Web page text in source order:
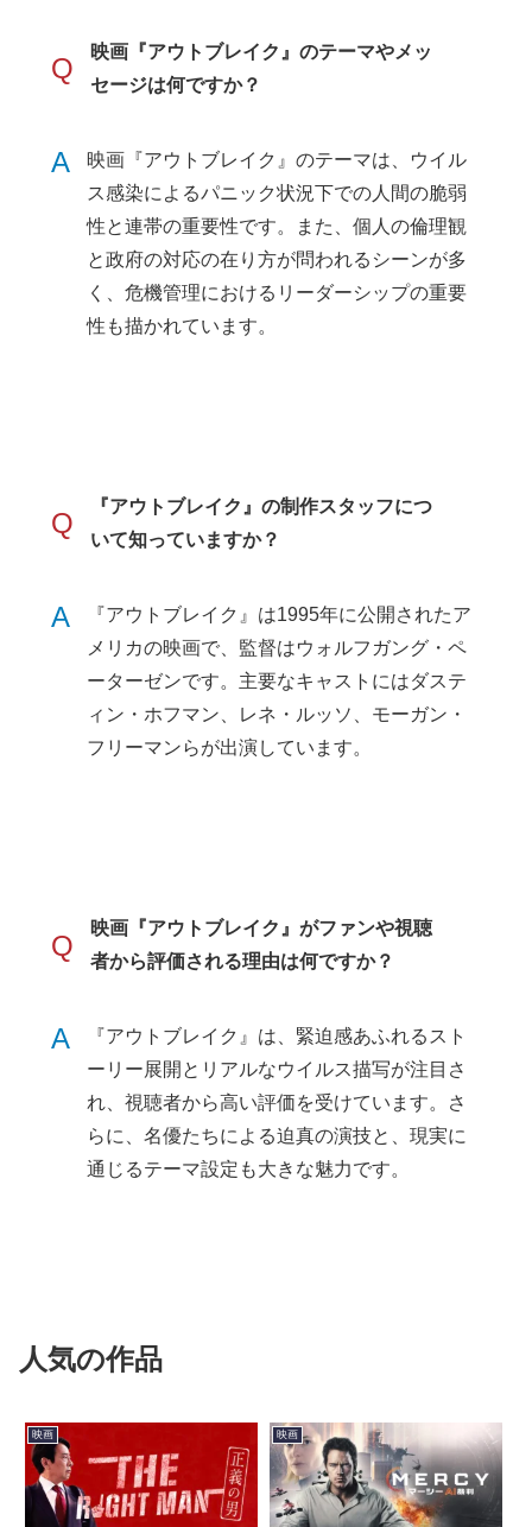
Q
映画『アウトブレイク』のテーマやメッ
セージは何ですか？
A
映画『アウトブレイク』のテーマは、ウイル
ス感染によるパニック状況下での人間の脆弱
性と連帯の重要性です。また、個人の倫理観
と政府の対応の在り方が問われるシーンが多
く、危機管理におけるリーダーシップの重要
性も描かれています。
Q
『アウトブレイク』の制作スタッフにつ
いて知っていますか？
A
『アウトブレイク』は1995年に公開されたア
メリカの映画で、監督はウォルフガング・ペ
ーターゼンです。主要なキャストにはダステ
ィン・ホフマン、レネ・ルッソ、モーガン・
フリーマンらが出演しています。
Q
映画『アウトブレイク』がファンや視聴
者から評価される理由は何ですか？
A
『アウトブレイク』は、緊迫感あふれるスト
ーリー展開とリアルなウイルス描写が注目さ
れ、視聴者から高い評価を受けています。さ
らに、名優たちによる迫真の演技と、現実に
通じるテーマ設定も大きな魅力です。
人気の作品
映画 映画